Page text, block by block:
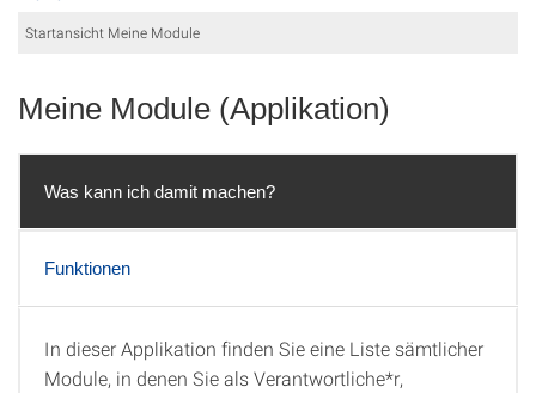
Startansicht Meine Module
Meine Module (Applikation)
Was kann ich damit machen?
Funktionen
Was kann ich damit machen?
In dieser Applikation finden Sie eine Liste sämtlicher
Module, in denen Sie als Verantwortliche*r,